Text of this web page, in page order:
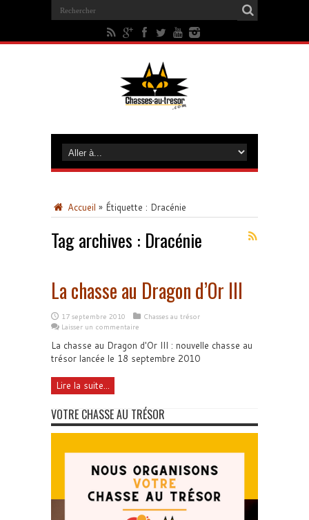
Accueil » Étiquette : Dracénie
Tag archives : Dracénie
La chasse au Dragon d’Or III
17 septembre 2010
Chasses au trésor
Laisser un commentaire
La chasse au Dragon d'Or III : nouvelle chasse au
trésor lancée le 18 septembre 2010
Lire la suite...
VOTRE CHASSE AU TRÉSOR